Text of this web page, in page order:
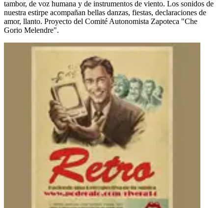
tambor, de voz humana y de instrumentos de viento. Los sonidos de
nuestra estirpe acompañan bellas danzas, fiestas, declaraciones de
amor, llanto. Proyecto del Comité Autonomista Zapoteca "Che
Gorio Melendre".